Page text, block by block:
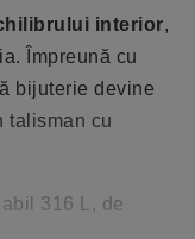
interior,
Împreună cu
bijuterie devine
talisman cu
316 L, de